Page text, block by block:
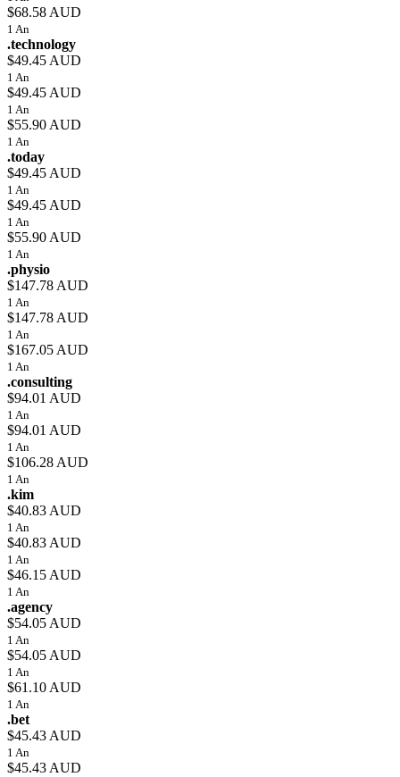
$68.58 AUD
1 An
.technology
$49.45 AUD
1 An
$49.45 AUD
1 An
$55.90 AUD
1 An
.today
$49.45 AUD
1 An
$49.45 AUD
1 An
$55.90 AUD
1 An
.physio
$147.78 AUD
1 An
$147.78 AUD
1 An
$167.05 AUD
1 An
.consulting
$94.01 AUD
1 An
$94.01 AUD
1 An
$106.28 AUD
1 An
.kim
$40.83 AUD
1 An
$40.83 AUD
1 An
$46.15 AUD
1 An
.agency
$54.05 AUD
1 An
$54.05 AUD
1 An
$61.10 AUD
1 An
.bet
$45.43 AUD
1 An
$45.43 AUD